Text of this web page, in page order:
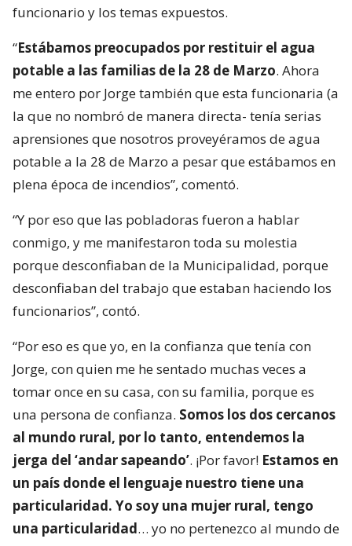
funcionario y los temas expuestos.
“Estábamos preocupados por restituir el agua
potable a las familias de la 28 de Marzo. Ahora
me entero por Jorge también que esta funcionaria (a
la que no nombró de manera directa- tenía serias
aprensiones que nosotros proveyéramos de agua
potable a la 28 de Marzo a pesar que estábamos en
plena época de incendios”, comentó.
“Y por eso que las pobladoras fueron a hablar
conmigo, y me manifestaron toda su molestia
porque desconfiaban de la Municipalidad, porque
desconfiaban del trabajo que estaban haciendo los
funcionarios”, contó.
“Por eso es que yo, en la confianza que tenía con
Jorge, con quien me he sentado muchas veces a
tomar once en su casa, con su familia, porque es
una persona de confianza. Somos los dos cercanos
al mundo rural, por lo tanto, entendemos la
jerga del ‘andar sapeando’. ¡Por favor! Estamos en
un país donde el lenguaje nuestro tiene una
particularidad. Yo soy una mujer rural, tengo
una particularidad… yo no pertenezco al mundo de